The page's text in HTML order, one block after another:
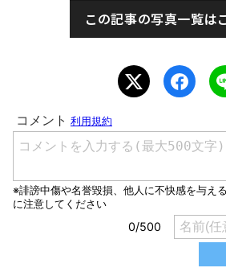
この記事の写真一覧は